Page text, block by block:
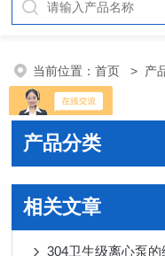
当前位置：首页 > 产
球阀
产品分类
相关文章
304卫生级离心泵